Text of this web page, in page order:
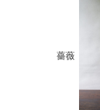
薔薇